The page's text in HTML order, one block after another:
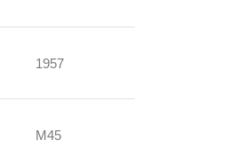
1957
M45